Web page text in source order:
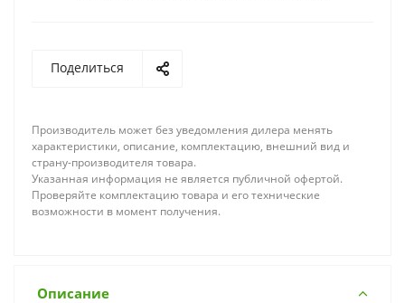
Поделиться
Производитель может без уведомления дилера менять
характеристики, описание, комплектацию, внешний вид и
страну-производителя товара.
Указанная информация не является публичной офертой.
Проверяйте комплектацию товара и его технические
возможности в момент получения.
Описание